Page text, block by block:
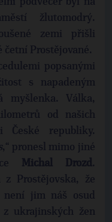
žlutomodrý.
zemi přišli
Prostějované.
popsanými
s napadeným
myšlenka. Válka,
od našich
republiky.
,“ pronesl mimo jiné
Michal Drozd .
z Prostějovska, že
jim náš osud
z ukrajinských žen